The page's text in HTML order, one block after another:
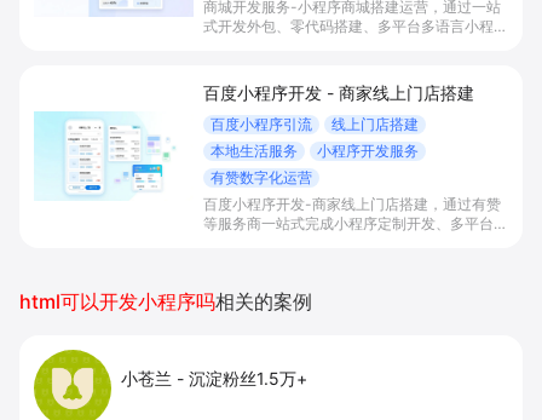
商城开发服务-小程序商城搭建运营，通过一站
式开发外包、零代码搭建、多平台多语言小程序
实现低成本获客、提升复购与业绩增长。
百度小程序开发 - 商家线上门店搭建
百度小程序引流
线上门店搭建
本地生活服务
小程序开发服务
有赞数字化运营
百度小程序开发-商家线上门店搭建，通过有赞
等服务商一站式完成小程序定制开发、多平台联
html可以开发小程序吗相关的案例
小苍兰 - 沉淀粉丝1.5万+